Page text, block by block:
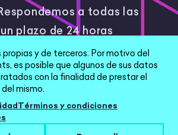
lasostenibilidad (ODS 12)
explicando que compartir
reduce el desperdicio y
consumo innecesario.
producto final: Un
inventario bilingüe de los
disponibles en la caja.
de uso del recurso :
se utilizan las
en inglés para
: Gestión de Recursos y Bienes
a todas las
plazo de 24 horas
© 2026 |Política de
y de terceros. Por motivo del
es posible que algunos de sus datos
con la finalidad de prestar el
mismo.
Términos y condiciones